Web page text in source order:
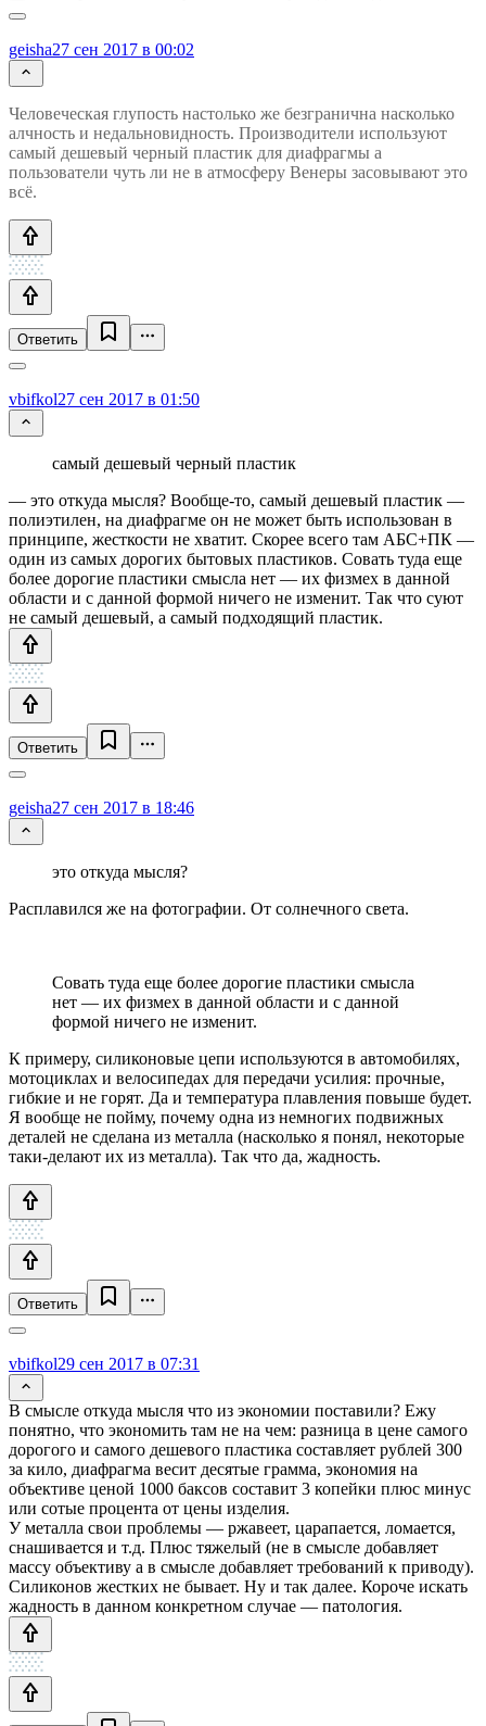
geisha27 сен 2017 в 00:02
Человеческая глупость настолько же безгранична насколько
алчность и недальновидность. Производители используют
самый дешевый черный пластик для диафрагмы а
пользователи чуть ли не в атмосферу Венеры засовывают это
всё.
Ответить
vbifkol27 сен 2017 в 01:50
самый дешевый черный пластик
— это откуда мысля? Вообще-то, самый дешевый пластик —
полиэтилен, на диафрагме он не может быть использован в
принципе, жесткости не хватит. Скорее всего там АБС+ПК —
один из самых дорогих бытовых пластиков. Совать туда еще
более дорогие пластики смысла нет — их физмех в данной
области и с данной формой ничего не изменит. Так что суют
не самый дешевый, а самый подходящий пластик.
Ответить
geisha27 сен 2017 в 18:46
это откуда мысля?
Расплавился же на фотографии. От солнечного света.
Совать туда еще более дорогие пластики смысла
нет — их физмех в данной области и с данной
формой ничего не изменит.
К примеру, силиконовые цепи используются в автомобилях,
мотоциклах и велосипедах для передачи усилия: прочные,
гибкие и не горят. Да и температура плавления повыше будет.
Я вообще не пойму, почему одна из немногих подвижных
деталей не сделана из металла (насколько я понял, некоторые
таки-делают их из металла). Так что да, жадность.
Ответить
vbifkol29 сен 2017 в 07:31
В смысле откуда мысля что из экономии поставили? Ежу
понятно, что экономить там не на чем: разница в цене самого
дорогого и самого дешевого пластика составляет рублей 300
за кило, диафрагма весит десятые грамма, экономия на
объективе ценой 1000 баксов составит 3 копейки плюс минус
или сотые процента от цены изделия.
У металла свои проблемы — ржавеет, царапается, ломается,
снашивается и т.д. Плюс тяжелый (не в смысле добавляет
массу объективу а в смысле добавляет требований к приводу).
Силиконов жестких не бывает. Ну и так далее. Короче искать
жадность в данном конкретном случае — патология.